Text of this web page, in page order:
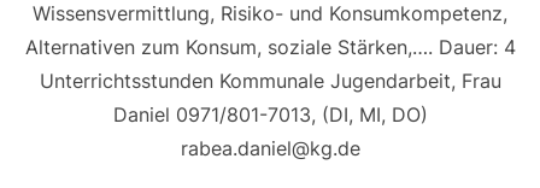
Wissensvermittlung, Risiko- und Konsumkompetenz,
Alternativen zum Konsum, soziale Stärken,…. Dauer: 4
Unterrichtsstunden Kommunale Jugendarbeit, Frau
Daniel 0971/801-7013, (DI, MI, DO)
rabea.daniel@kg.de